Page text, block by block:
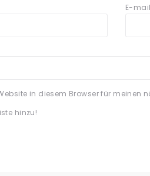
E-mail
in diesem Browser für meinen
hinzu!